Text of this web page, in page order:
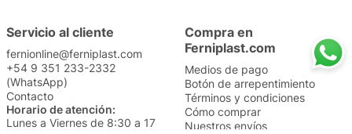
Servicio al cliente
fernionline@ferniplast.com
+54 9 351 233-2332
(WhatsApp)
Contacto
Horario de atención:
Lunes a Viernes de 8:30 a 17
Compra en
Ferniplast.com
Medios de pago
Botón de arrepentimiento
Términos y condiciones
Cómo comprar
Nuestros envíos